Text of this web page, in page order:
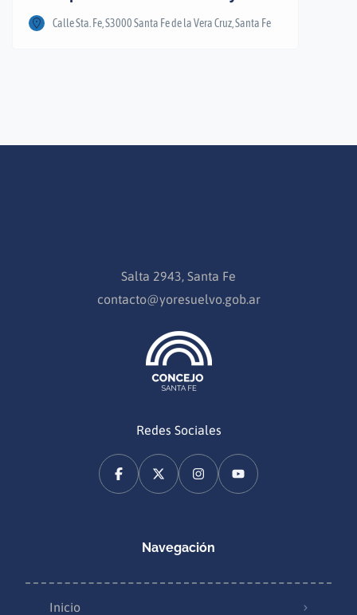
Calle Sta. Fe, S3000 Santa Fe de la Vera Cruz, Santa Fe
Salta 2943, Santa Fe
contacto@yoresuelvo.gob.ar
Redes Sociales
Navegación
Inicio